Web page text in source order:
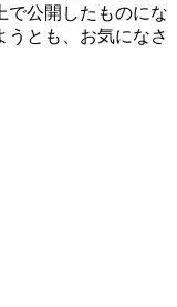
で公開したものにな
うとも、お気になさ